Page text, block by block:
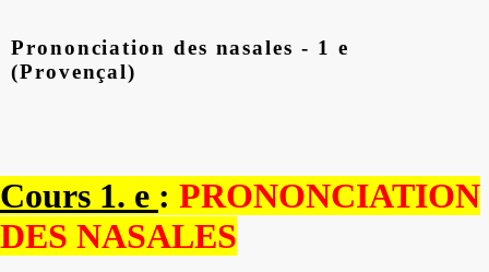
Prononciation des nasales - 1 e
(Provençal)
Cours 1. e : PRONONCIATION
DES NASALES